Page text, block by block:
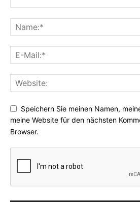
Speichern Sie meinen Namen,
meine Website für den nächsten
Browser.